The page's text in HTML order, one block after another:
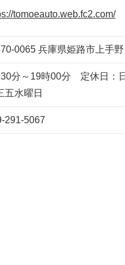
tomoeauto.web.fc2.com/
0065 兵庫県姫路市上手
分～19時00分 定休日：
五水曜日
291-5067